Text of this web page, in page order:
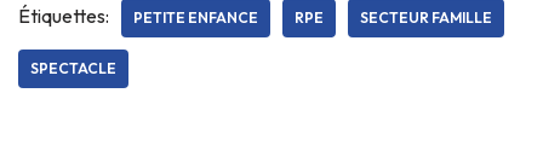
Étiquettes: PETITE ENFANCE RPE SECTEUR FAMILLE
SPECTACLE